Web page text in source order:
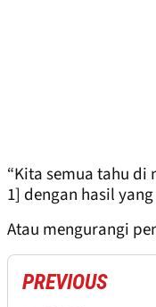
“Kita semua tahu
1] dengan hasil
Atau mengurangi
PREVIOUS